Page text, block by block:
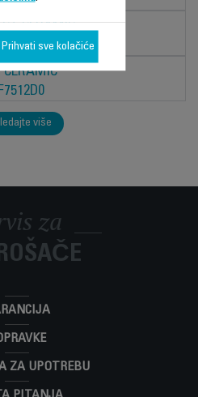
CERAMIC
CERAMIC
više
za
ZA UPOTREBU
Prihvati sve kolačiće